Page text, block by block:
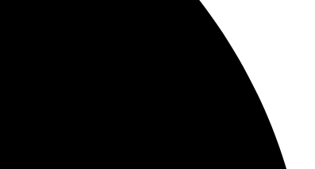
оформите страховой полис онлайн.